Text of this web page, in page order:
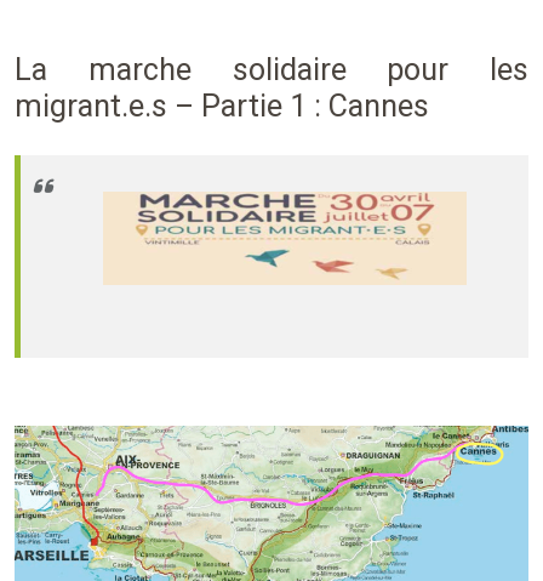
La marche solidaire pour les
migrant.e.s – Partie 1 : Cannes